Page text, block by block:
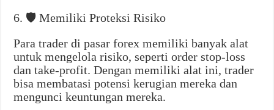
6. 🛡️ Memiliki Proteksi Risiko
Para trader di pasar forex memiliki banyak alat
untuk mengelola risiko, seperti order stop-loss
dan take-profit. Dengan memiliki alat ini, trader
bisa membatasi potensi kerugian mereka dan
mengunci keuntungan mereka.